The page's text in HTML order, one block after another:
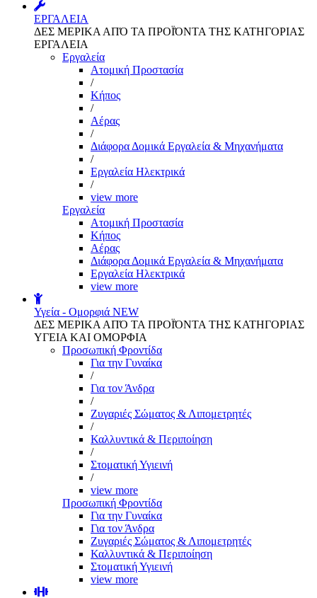
ΕΡΓΑΛΕΙΑ
ΔΕΣ ΜΕΡΙΚΑ ΑΠΌ ΤΑ ΠΡΟΪΌΝΤΑ ΤΗΣ ΚΑΤΗΓΟΡΙΑΣ
ΕΡΓΑΛΕΙΑ
Εργαλεία
Aτομική Προστασία
/
Kήπος
/
Αέρας
/
Διάφορα Δομικά Εργαλεία & Μηχανήματα
/
Εργαλεία Ηλεκτρικά
/
view more
Εργαλεία
Aτομική Προστασία
Kήπος
Αέρας
Διάφορα Δομικά Εργαλεία & Μηχανήματα
Εργαλεία Ηλεκτρικά
view more
Υγεία - Ομορφιά NEW
ΔΕΣ ΜΕΡΙΚΑ ΑΠΌ ΤΑ ΠΡΟΪΌΝΤΑ ΤΗΣ ΚΑΤΗΓΟΡΙΑΣ
ΥΓΕΙΑ ΚΑΙ ΟΜΟΡΦΙΑ
Προσωπική Φροντίδα
Για την Γυναίκα
/
Για τον Άνδρα
/
Ζυγαριές Σώματος & Λιπομετρητές
/
Καλλυντικά & Περιποίηση
/
Στοματική Υγιεινή
/
view more
Προσωπική Φροντίδα
Για την Γυναίκα
Για τον Άνδρα
Ζυγαριές Σώματος & Λιπομετρητές
Καλλυντικά & Περιποίηση
Στοματική Υγιεινή
view more